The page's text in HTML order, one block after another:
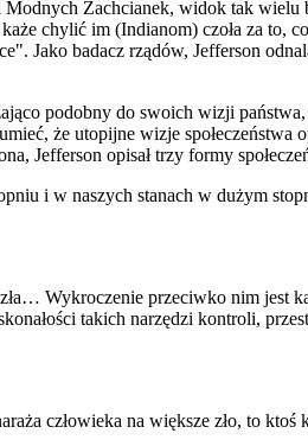
Zachcianek, widok tak wielu
chylić im (Indianom) czoła za to,
Jako badacz rządów, Jefferson
podobny do swoich wizji
że utopijne wizje społeczeństwa
Jefferson opisał trzy formy
i w naszych stanach w dużym
Wykroczenie przeciwko nim jest
takich narzędzi kontroli,
człowieka na większe zło, to ktoś